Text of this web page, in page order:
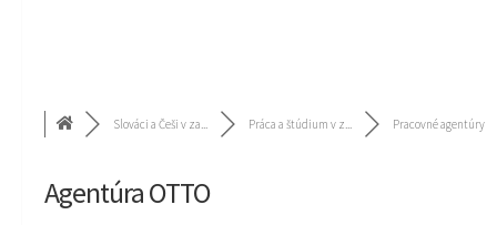
Slováci a Češi v za... Práca a štúdium v z... Pracovné agentúry
Agentúra OTTO